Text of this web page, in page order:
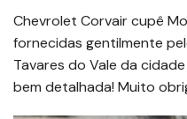
Chevrolet Corvair cupê
fornecidas gentilmente
Tavares do Vale da
bem detalhada! Muito